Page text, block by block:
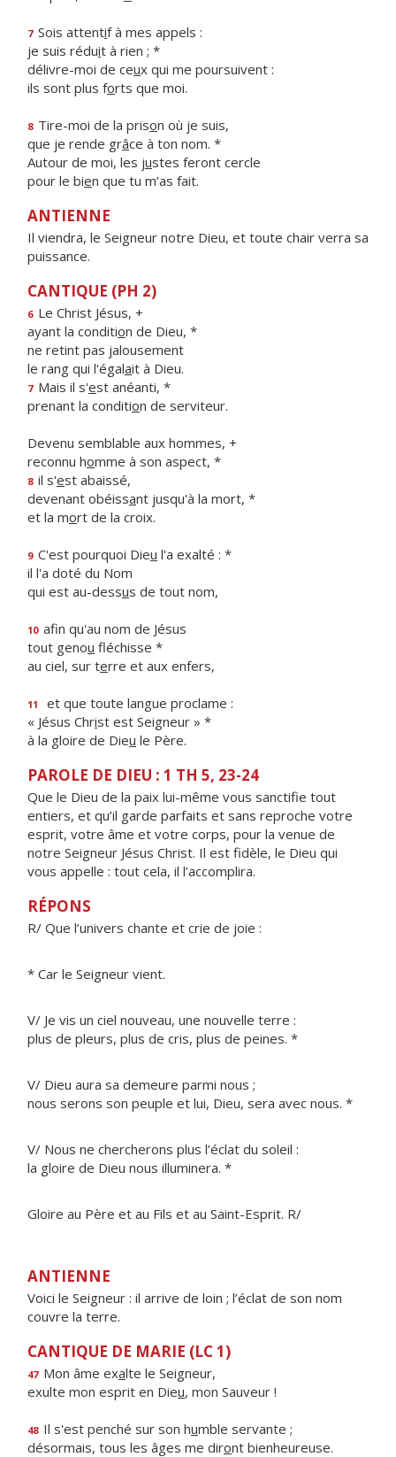
7 Sois attentif à mes appels :
je suis réduit à rien ; *
délivre-moi de ceux qui me poursuivent :
ils sont plus forts que moi.
8 Tire-moi de la prison où je suis,
que je rende grâce à ton nom. *
Autour de moi, les justes feront cercle
pour le bien que tu m’as fait.
ANTIENNE
Il viendra, le Seigneur notre Dieu, et toute chair verra sa
puissance.
CANTIQUE (PH 2)
6 Le Christ Jésus, +
ayant la condition de Dieu, *
ne retint pas jalousement
le rang qui l'égalait à Dieu.
7 Mais il s'est anéanti, *
prenant la condition de serviteur.
Devenu semblable aux hommes, +
reconnu homme à son aspect, *
8 il s'est abaissé,
devenant obéissant jusqu'à la mort, *
et la mort de la croix.
9 C'est pourquoi Dieu l'a exalté : *
il l'a doté du Nom
qui est au-dessus de tout nom,
10 afin qu'au nom de Jésus
tout genou fléchisse *
au ciel, sur terre et aux enfers,
11
et que toute langue proclame :
« Jésus Christ est Seigneur » *
à la gloire de Dieu le Père.
PAROLE DE DIEU : 1 TH 5, 23-24
Que le Dieu de la paix lui-même vous sanctifie tout
entiers, et qu’il garde parfaits et sans reproche votre
esprit, votre âme et votre corps, pour la venue de
notre Seigneur Jésus Christ. Il est fidèle, le Dieu qui
vous appelle : tout cela, il l’accomplira.
RÉPONS
R/ Que l’univers chante et crie de joie :
* Car le Seigneur vient.
V/ Je vis un ciel nouveau, une nouvelle terre :
plus de pleurs, plus de cris, plus de peines. *
V/ Dieu aura sa demeure parmi nous ;
nous serons son peuple et lui, Dieu, sera avec nous. *
V/ Nous ne chercherons plus l’éclat du soleil :
la gloire de Dieu nous illuminera. *
Gloire au Père et au Fils et au Saint-Esprit. R/
ANTIENNE
Voici le Seigneur : il arrive de loin ; l’éclat de son nom
couvre la terre.
CANTIQUE DE MARIE (LC 1)
47 Mon âme exalte le Seigneur,
exulte mon esprit en Dieu, mon Sauveur !
48 Il s'est penché sur son humble servante ;
désormais, tous les âges me diront bienheureuse.